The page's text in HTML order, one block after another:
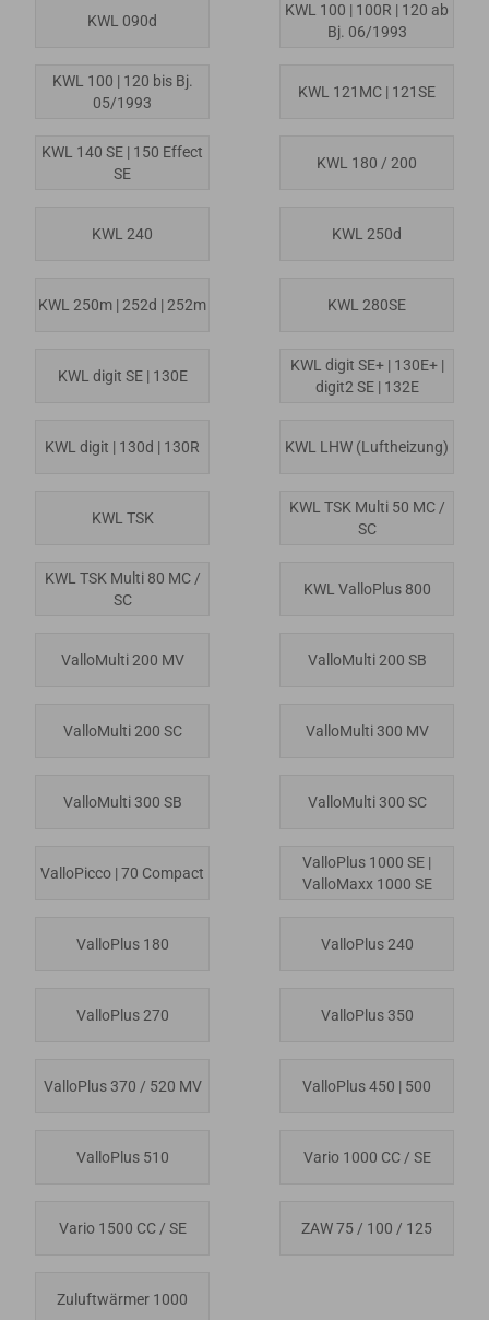
KWL 090d
KWL 100 | 100R | 120 ab
Bj. 06/1993
KWL 100 | 120 bis Bj.
05/1993
KWL 121MC | 121SE
KWL 140 SE | 150 Effect
SE
KWL 180 / 200
KWL 240 KWL 250d
KWL 250m | 252d | 252m KWL 280SE
KWL digit SE | 130E
KWL digit SE+ | 130E+ |
digit2 SE | 132E
KWL digit | 130d | 130R KWL LHW (Luftheizung)
KWL TSK
KWL TSK Multi 50 MC /
SC
KWL TSK Multi 80 MC /
SC
KWL ValloPlus 800
ValloMulti 200 MV ValloMulti 200 SB
ValloMulti 200 SC ValloMulti 300 MV
ValloMulti 300 SB ValloMulti 300 SC
ValloPicco | 70 Compact
ValloPlus 1000 SE |
ValloMaxx 1000 SE
ValloPlus 180 ValloPlus 240
ValloPlus 270 ValloPlus 350
ValloPlus 370 / 520 MV ValloPlus 450 | 500
ValloPlus 510 Vario 1000 CC / SE
Vario 1500 CC / SE ZAW 75 / 100 / 125
Zuluftwärmer 1000